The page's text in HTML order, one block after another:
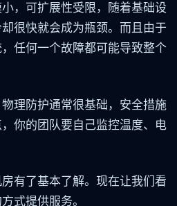
，可扩展性受限，随着基础设
很快就会成为瓶颈。而且由于
任何一个故障都可能导致整个
理防护通常很基础，安全措施
你的团队要自己监控温度、电
有了基本了解。现在让我们看
式提供服务。